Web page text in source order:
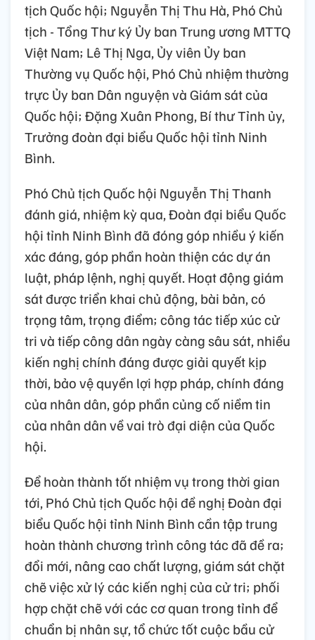
tịch Quốc hội; Nguyễn Thị Thu Hà, Phó Chủ
tịch - Tổng Thư ký Ủy ban Trung ương MTTQ
Việt Nam; Lê Thị Nga, Ủy viên Ủy ban
Thường vụ Quốc hội, Phó Chủ nhiệm thường
trực Ủy ban Dân nguyện và Giám sát của
Quốc hội; Đặng Xuân Phong, Bí thư Tỉnh ủy,
Trưởng đoàn đại biểu Quốc hội tỉnh Ninh
Bình.
Phó Chủ tịch Quốc hội Nguyễn Thị Thanh
đánh giá, nhiệm kỳ qua, Đoàn đại biểu Quốc
hội tỉnh Ninh Bình đã đóng góp nhiều ý kiến
xác đáng, góp phần hoàn thiện các dự án
luật, pháp lệnh, nghị quyết. Hoạt động giám
sát được triển khai chủ động, bài bản, có
trọng tâm, trọng điểm; công tác tiếp xúc cử
tri và tiếp công dân ngày càng sâu sát, nhiều
kiến nghị chính đáng được giải quyết kịp
thời, bảo vệ quyền lợi hợp pháp, chính đáng
của nhân dân, góp phần củng cố niềm tin
của nhân dân về vai trò đại diện của Quốc
hội.
Để hoàn thành tốt nhiệm vụ trong thời gian
tới, Phó Chủ tịch Quốc hội đề nghị Đoàn đại
biểu Quốc hội tỉnh Ninh Bình cần tập trung
hoàn thành chương trình công tác đã đề ra;
đổi mới, nâng cao chất lượng, giám sát chặt
chẽ việc xử lý các kiến nghị của cử tri; phối
hợp chặt chẽ với các cơ quan trong tỉnh để
chuẩn bị nhân sự, tổ chức tốt cuộc bầu cử